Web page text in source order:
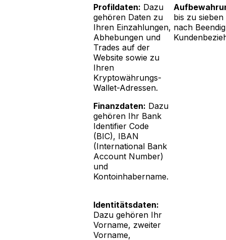
Profildaten: Dazu
gehören Daten zu
Ihren Einzahlungen,
Abhebungen und
Trades auf der
Website sowie zu
Ihren
Kryptowährungs-
Wallet-Adressen.
Finanzdaten: Dazu
gehören Ihr Bank
Identifier Code
(BIC), IBAN
(International Bank
Account Number)
und
Kontoinhabername.
bis zu
nach
Identitätsdaten:
Dazu gehören Ihr
Vorname, zweiter
Vorname,